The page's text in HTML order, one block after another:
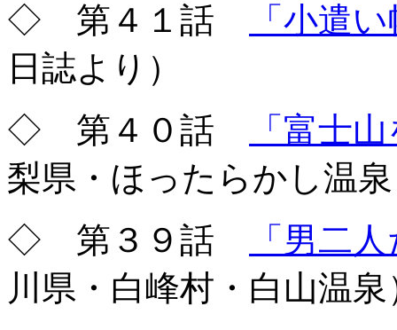
◇ 第４１話
「小遣
日誌より）
◇ 第４０話
「富士
梨県・ほったらかし温
◇ 第３９話
「男二
川県・白峰村・白山温泉